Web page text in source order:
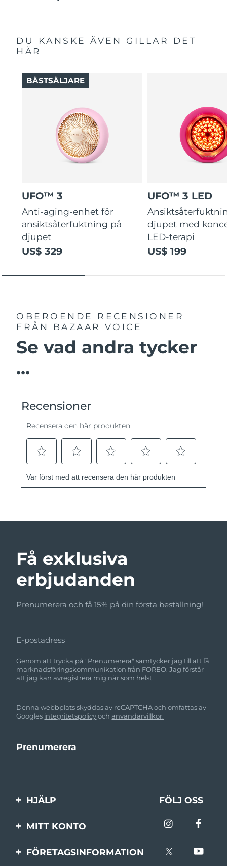
DU KANSKE ÄVEN GILLAR DET
HÄR
UFO™ 3
Anti-aging-enhet för
ansiktsåterfuktning på
djupet
US$ 329
BÄSTSÄLJARE
UFO™ 3 LED
djupet med
LED-terapi
US$ 199
OBEROENDE RECENSIONER
FRÅN BAZAAR VOICE
Se vad andra tycker
...
Få exklusiva
erbjudanden
Prenumerera och få 15% på din första beställning!
E-postadress
Genom att trycka på "Prenumerera" samtycker jag till att få
marknadsföringskommunikation från FOREO. Jag förstår
att jag kan avregistrera mig när som helst.
Denna webbplats skyddas av reCAPTCHA och omfattas av
Googles integritetspolicyochanvändarvillkor.
HJÄLP
Kontakta oss
FÖLJ OSS
MITT KONTO
Produktregistrering
FÖRETAGSINFORMATION